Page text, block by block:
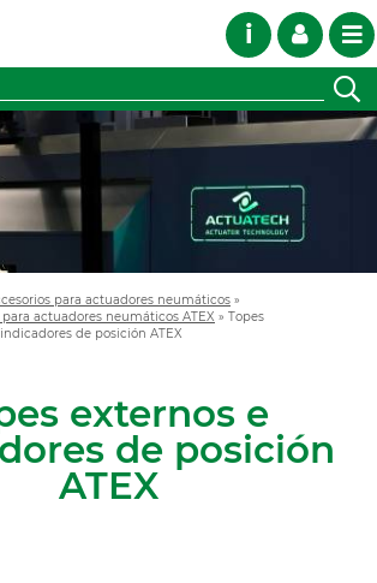
i
para actuadores neumáticos »
para actuadores neumáticos ATEX » Topes
de posición ATEX
externos e
de posición
ATEX